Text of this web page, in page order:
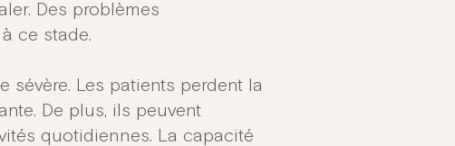
Des problèmes
ce stade.
sévère. Les patients perdent la
De plus, ils peuvent
quotidiennes. La capacité